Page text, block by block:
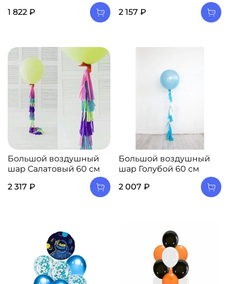
1 822 ₽ 2 157 ₽
Большой воздушный
шар Салатовый 60 см
2 317 ₽
Большой воздушный
шар Голубой 60 см
2 007 ₽